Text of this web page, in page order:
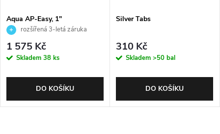
Aqua AP-Easy, 1"
rozšířená 3-letá záruka
1 575 Kč
Skladem 38 ks
DO KOŠÍKU
Silver Tabs
310 Kč
Skladem >50 bal
DO KOŠÍKU